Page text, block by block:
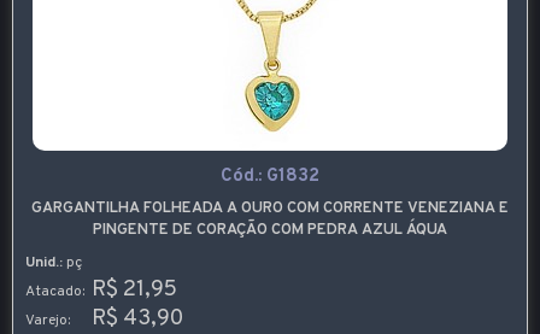
Cód.: G1832
GARGANTILHA FOLHEADA A OURO COM CORRENTE VENEZIANA E
PINGENTE DE CORAÇÃO COM PEDRA AZUL ÁQUA
Unid.: pç
Atacado: R$ 21,95
Varejo: R$ 43,90